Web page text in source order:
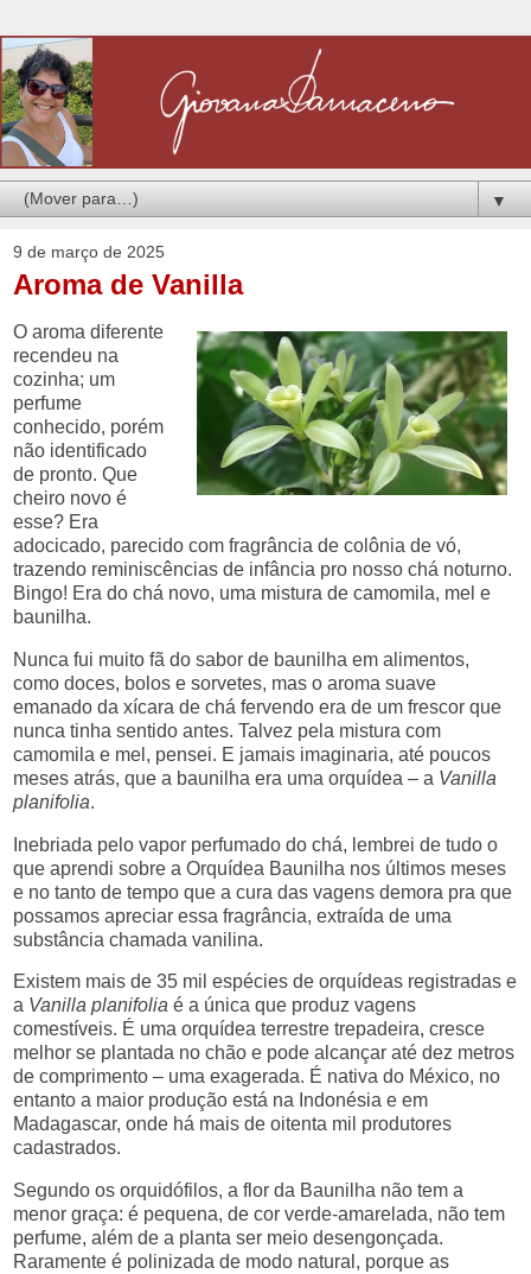
▼
9 de março de 2025
Aroma de Vanilla
O aroma diferente
recendeu na
cozinha; um
perfume
conhecido, porém
não identificado
de pronto. Que
cheiro novo é
esse? Era
adocicado, parecido com fragrância de colônia de vó,
trazendo reminiscências de infância pro nosso chá noturno.
Bingo! Era do chá novo, uma mistura de camomila, mel e
baunilha.
Nunca fui muito fã do sabor de baunilha em alimentos,
como doces, bolos e sorvetes, mas o aroma suave
emanado da xícara de chá fervendo era de um frescor que
nunca tinha sentido antes. Talvez pela mistura com
camomila e mel, pensei. E jamais imaginaria, até poucos
meses atrás, que a baunilha era uma orquídea – a Vanilla
planifolia.
Inebriada pelo vapor perfumado do chá, lembrei de tudo o
que aprendi sobre a Orquídea Baunilha nos últimos meses
e no tanto de tempo que a cura das vagens demora pra que
possamos apreciar essa fragrância, extraída de uma
substância chamada vanilina.
Existem mais de 35 mil espécies de orquídeas registradas e
a Vanilla planifolia é a única que produz vagens
comestíveis. É uma orquídea terrestre trepadeira, cresce
melhor se plantada no chão e pode alcançar até dez metros
de comprimento – uma exagerada. É nativa do México, no
entanto a maior produção está na Indonésia e em
Madagascar, onde há mais de oitenta mil produtores
cadastrados.
Segundo os orquidófilos, a flor da Baunilha não tem a
menor graça: é pequena, de cor verde-amarelada, não tem
perfume, além de a planta ser meio desengonçada.
Raramente é polinizada de modo natural, porque as